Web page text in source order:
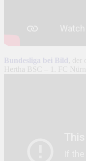
Bundesliga bei Bild ,
Hertha BSC – 1. FC